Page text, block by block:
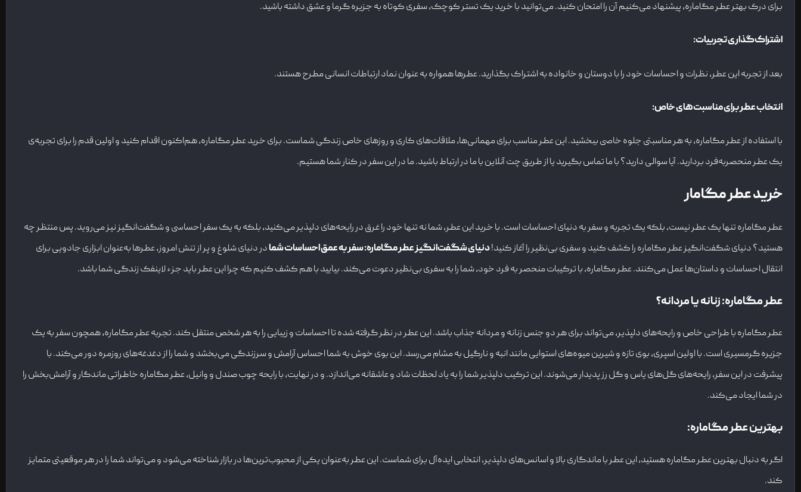
برای درک بهتر عطر مگاماره، پیشنهاد می‌کنیم آن را امتحان کنید. می‌توانید با خرید یک تستر کوچک، سفری کوتاه به جزیره گرما و عشق داشته باشید.
اشتراک‌گذاری تجربیات:
بعد از تجربه این عطر، نظرات و احساسات خود را با دوستان و خانواده به اشتراک بگذارید. عطرها همواره به عنوان نماد ارتباطات انسانی مطرح هستند.
انتخاب عطر برای مناسبت‌های خاص:
با استفاده از عطر مگاماره، به هر مناسبتی جلوه خاصی ببخشید. این عطر مناسب برای مهمانی‌ها، ملاقات‌های کاری و روزهای خاص زندگی شماست. برای خرید عطر مگاماره، هم‌اکنون اقدام کنید و اولین قدم را برای تجربه‌ی
یک عطر منحصربه‌فرد بردارید. آیا سوالی دارید؟ با ما تماس بگیرید یا از طریق چت آنلاین با ما در ارتباط باشید. ما در این سفر در کنار شما هستیم.
خرید عطر مگامار
عطر مگاماره تنها یک عطر نیست، بلکه یک تجربه و سفر به دنیای احساسات است. با خرید این عطر، شما نه تنها خود را غرق در رایحه‌های دلپذیر می‌کنید، بلکه به یک سفر احساسی و شگفت‌انگیز نیز می‌روید. پس منتظر چه
هستید؟ دنیای شگفت‌انگیز عطر مگاماره را کشف کنید و سفری بی‌نظیر را آغاز کنید!دنیای شگفت‌انگیز عطر مگاماره: سفر به عمق احساسات شمادر دنیای شلوغ و پر از تنش امروز، عطرها به‌عنوان ابزاری جادویی برای
انتقال احساسات و داستان‌ها عمل می‌کنند. عطر مگاماره، با ترکیبات منحصر به فرد خود، شما را به سفری بی‌نظیر دعوت می‌کند. بیایید با هم کشف کنیم که چرا این عطر باید جزء لاینفک زندگی شما باشد.
عطر مگاماره: زنانه یا مردانه؟
عطر مگاماره با طراحی خاص و رایحه‌های دلپذیر، می‌تواند برای هر دو جنس زنانه و مردانه جذاب باشد. این عطر در نظر گرفته شده تا احساسات و زیبایی را به هر شخص منتقل کند. تجربه عطر مگاماره، همچون سفر به یک
جزیره گرمسیری است. با اولین اسپری، بوی تازه و شیرین میوه‌های استوایی مانند انبه و نارگیل به مشام می‌رسد. این بوی خوش به شما احساس آرامش و سرزندگی می‌بخشد و شما را از دغدغه‌های روزمره دور می‌کند. با
پیشرفت در این سفر، رایحه‌های گل‌های یاس و گل رز پدیدار می‌شوند. این ترکیب دلپذیر شما را به یاد لحظات شاد و عاشقانه می‌اندازد. و در نهایت، با رایحه چوب صندل و وانیل، عطر مگاماره خاطراتی ماندگار و آرامش‌بخش را
در شما ایجاد می‌کند.
بهترین عطر مگاماره:
اگر به دنبال بهترین عطر مگاماره هستید، این عطر با ماندگاری بالا و اسانس‌های دلپذیر، انتخابی ایده‌آل برای شماست. این عطر به‌عنوان یکی از محبوب‌ترین‌ها در بازار شناخته می‌شود و می‌تواند شما را در هر موقعیتی متمایز
کند.